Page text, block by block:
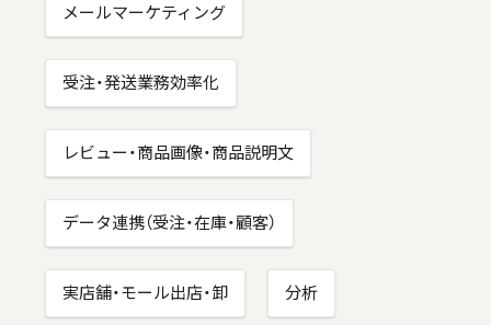
メールマーケティング
受注・発送業務効率化
レビュー・商品画像・商品説明文
データ連携（受注・在庫・顧客）
実店舗・モール出店・卸 分析